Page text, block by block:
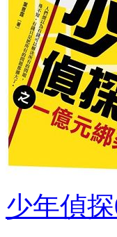
少年偵